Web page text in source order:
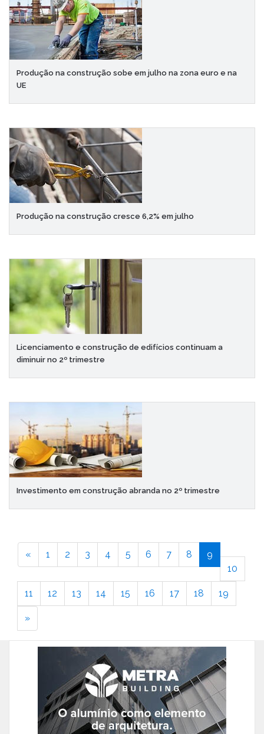
Produção na construção sobe em julho na zona euro e na
UE
Produção na construção cresce 6,2% em julho
Licenciamento e construção de edifícios continuam a
diminuir no 2º trimestre
Investimento em construção abranda no 2º trimestre
« 1 2 3 4 5 6 7 8
9
10
11 12 13 14 15 16 17 18 19
»